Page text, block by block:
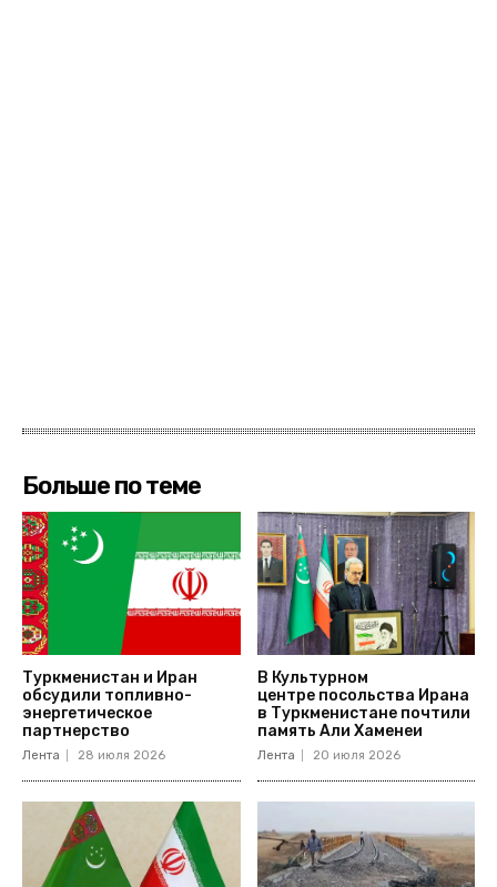
Больше по теме
Туркменистан и Иран
обсудили топливно-
энергетическое
партнерство
Лента 28 июля 2026
В Культурном
центре посольства Ирана
в Туркменистане почтили
память Али Хаменеи
Лента 20 июля 2026